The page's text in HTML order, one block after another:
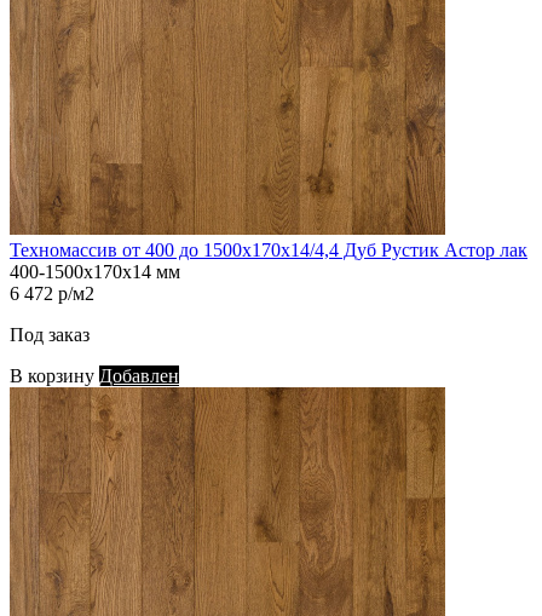
Техномассив от 400 до 1500х170х14/4,4 Дуб Рустик Астор лак
400-1500х170х14 мм
6 472 р/м2
Под заказ
В корзину Добавлен